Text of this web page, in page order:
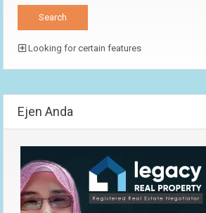
Looking for certain features
Ejen Anda